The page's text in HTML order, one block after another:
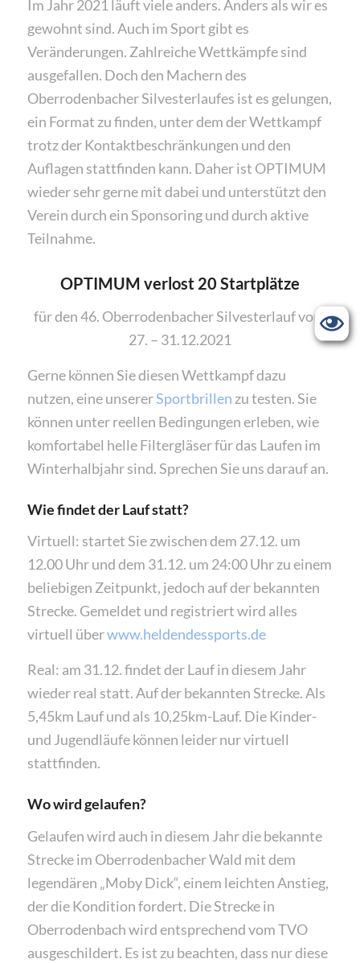
Im Jahr 2021 läuft viele anders. Anders als wir es
gewohnt sind. Auch im Sport gibt es
Veränderungen. Zahlreiche Wettkämpfe sind
ausgefallen. Doch den Machern des
Oberrodenbacher Silvesterlaufes ist es gelungen,
ein Format zu finden, unter dem der Wettkampf
trotz der Kontaktbeschränkungen und den
Auflagen stattfinden kann. Daher ist OPTIMUM
wieder sehr gerne mit dabei und unterstützt den
Verein durch ein Sponsoring und durch aktive
Teilnahme.
OPTIMUM verlost 20 Startplätze
für den 46. Oberrodenbacher Silvesterlauf vom
27. – 31.12.2021
Gerne können Sie diesen Wettkampf dazu
nutzen, eine unsererSportbrillen zu testen. Sie
können unter reellen Bedingungen erleben, wie
komfortabel helle Filtergläser für das Laufen im
Winterhalbjahr sind. Sprechen Sie uns darauf an.
Wie findet der Lauf statt?
Virtuell: startet Sie zwischen dem 27.12. um
12.00 Uhr und dem 31.12. um 24:00 Uhr zu einem
beliebigen Zeitpunkt, jedoch auf der bekannten
Strecke. Gemeldet und registriert wird alles
virtuell überwww.heldendessports.de
Real: am 31.12. findet der Lauf in diesem Jahr
wieder real statt. Auf der bekannten Strecke. Als
5,45km Lauf und als 10,25km-Lauf. Die Kinder-
und Jugendläufe können leider nur virtuell
stattfinden.
Wo wird gelaufen?
Gelaufen wird auch in diesem Jahr die bekannte
Strecke im Oberrodenbacher Wald mit dem
legendären „Moby Dick“, einem leichten Anstieg,
der die Kondition fordert. Die Strecke in
Oberrodenbach wird entsprechend vom TVO
ausgeschildert. Es ist zu beachten, dass nur diese